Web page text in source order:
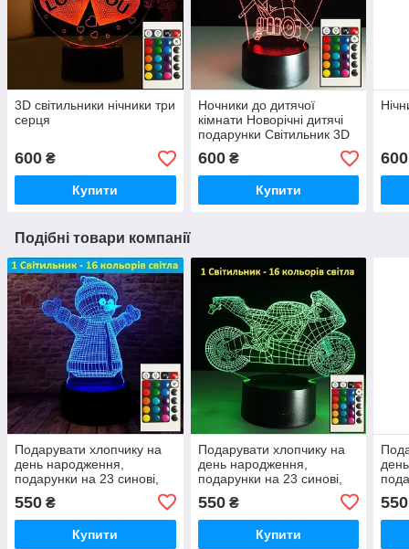
3D світильники нічники три
серця
600 ₴
Купити
Ночники до дитячої
кімнати Новорічні дитячі
подарунки Світильник 3D
Дедпул
600₴
Купити
600
Подібні товари компанії
Подарувати хлопчику на
день народження,
подарунки на 23 синові,
подарунки на 23 лютого
чоловікові та синові
550 ₴
Купити
Подарувати хлопчику на
день народження,
подарунки на 23 синові,
подарунки на 23 лютого
чоловікові та синові
550₴
Купити
550